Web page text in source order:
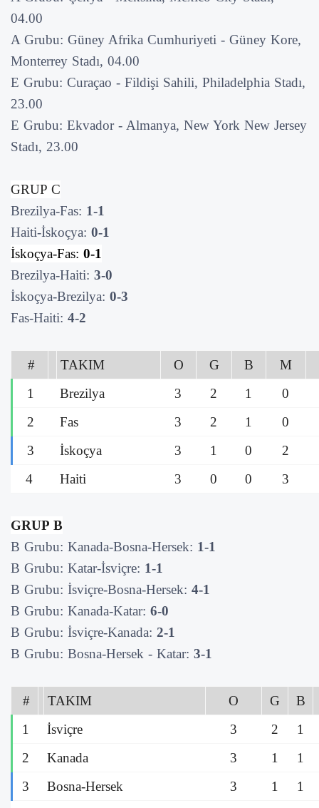
04.00
A Grubu: Güney Afrika Cumhuriyeti - Güney Kore,
Monterrey Stadı, 04.00
E Grubu: Curaçao - Fildişi Sahili, Philadelphia Stadı,
23.00
E Grubu: Ekvador - Almanya, New York New Jersey
Stadı, 23.00
GRUP C
Brezilya-Fas: 1-1
Haiti-İskoçya: 0-1
İskoçya-Fas: 0-1
Brezilya-Haiti: 3-0
İskoçya-Brezilya: 0-3
Fas-Haiti: 4-2
# TAKIM O G B M
1
Brezilya 3 2 1
0
2
Fas 3 2 1
0
3
İskoçya 3 1 0
2
4
Haiti 3 0 0 3
GRUP B
B Grubu: Kanada-Bosna-Hersek: 1-1
B Grubu: Katar-İsviçre: 1-1
B Grubu: İsviçre-Bosna-Hersek: 4-1
B Grubu: Kanada-Katar: 6-0
B Grubu: İsviçre-Kanada: 2-1
B Grubu: Bosna-Hersek - Katar: 3-1
# TAKIM O G
B
1
İsviçre 3 2
1
2
Kanada 3 1
1
3
Bosna-Hersek 3 1
1